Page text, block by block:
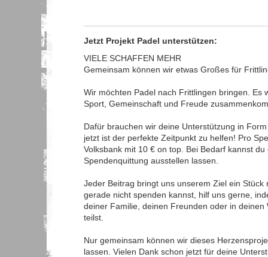
Jetzt Projekt Padel unterstützen:
VIELE SCHAFFEN MEHR
Gemeinsam können wir etwas Großes für
Wir möchten Padel nach Frittlingen bringen. Es
Sport, Gemeinschaft und Freude
Dafür brauchen wir deine Unterstützung in
jetzt ist der perfekte Zeitpunkt zu helfen! Pro
Volksbank mit 10 € on top. Bei Bedarf kannst du
Spendenquittung ausstellen lassen.
Jeder Beitrag bringt uns unserem Ziel ein Stück
gerade nicht spenden kannst, hilf uns gerne,
deiner Familie, deinen Freunden oder in deinen
teilst.
Nur gemeinsam können wir dieses
lassen. Vielen Dank schon jetzt für deine